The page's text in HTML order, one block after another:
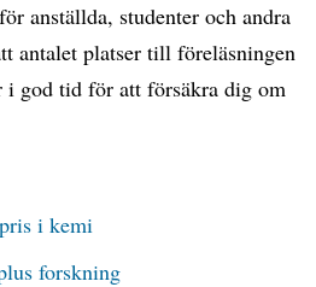
anställda, studenter och andra
antalet platser till föreläsningen
i god tid för att försäkra dig om
i kemi
forskning